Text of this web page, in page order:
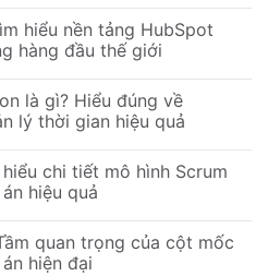
hiểu nền tảng HubSpot
hàng đầu thế giới
là gì? Hiểu đúng về
lý thời gian hiệu quả
chi tiết mô hình Scrum
hiệu quả
quan trọng của cột mốc
hiện đại